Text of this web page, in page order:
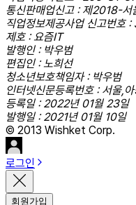
통신판매업신고 : 제2018-
직업정보제공사업 신고번
제호 : 요즘IT
발행인 : 박우범
편집인 : 노희선
청소년보호책임자 : 박우범
인터넷신문등록번호 : 서울,
등록일 : 2022년 01월 23일
발행일 : 2021년 01월 10일
© 2013 Wishket Corp.
로그인
회원가입